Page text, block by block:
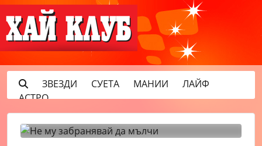
ЗВЕЗДИ СУЕТА МАНИИ
ЛАЙФ
АСТРО